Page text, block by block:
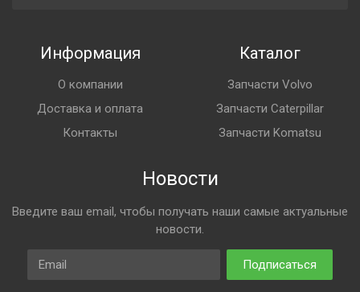
Информация
О компании
Доставка и оплата
Контакты
Каталог
Запчасти Volvo
Запчасти Caterpillar
Запчасти Komatsu
Новости
Введите ваш email, чтобы получать наши самые актуальные
новости.
Email
Подписаться